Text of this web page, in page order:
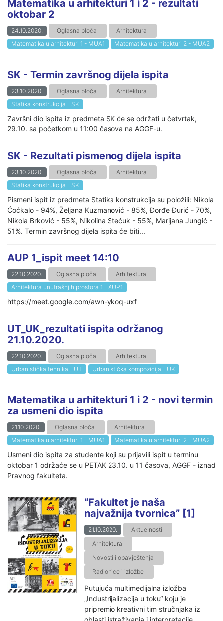
Matematika u arhitekturi 1 i 2 - rezultati
oktobar 2
24.10.2020. Oglasna ploča
Arhitektura
Matematika u arhitekturi 1 - MUA1
Matematika u arhitekturi 2 - MUA2
SK - Termin završnog dijela ispita
23.10.2020. Oglasna ploča
Arhitektura
Statika konstrukcija - SK
Završni dio ispita iz predmeta SK će se održati u četvrtak,
29.10. sa početkom u 11:00 časova na AGGF-u.
SK - Rezultati pismenog dijela ispita
23.10.2020. Oglasna ploča
Arhitektura
Statika konstrukcija - SK
Pismeni ispit iz predmeta Statika konstrukcija su položili: Nikola
Ćoćkalo - 94%, Željana Kuzmanović - 85%, Đorđe Đurić - 70%,
Nikola Brković - 55%, Nikolina Stećuk - 55%, Marijana Jungić -
51%. Termin završnog dijela ispita će biti...
AUP 1_ispit meet 14:10
22.10.2020. Oglasna ploča
Arhitektura
Arhitektura unutrašnjih prostora 1 - AUP1
https://meet.google.com/awn-ykoq-uxf
UT_UK_rezultati ispita održanog
21.10.2020.
22.10.2020. Oglasna ploča
Arhitektura
Urbanistička tehnika - UT
Urbanistička kompozicija - UK
Matematika u arhitekturi 1 i 2 - novi termin
za usmeni dio ispita
21.10.2020. Oglasna ploča
Arhitektura
Matematika u arhitekturi 1 - MUA1
Matematika u arhitekturi 2 - MUA2
Usmeni dio ispita za studente koji su prijavili ispit u terminu
oktobar 1 održaće se u PETAK 23.10. u 11 časova, AGGF - iznad
Pravnog fakulteta.
“Fakultet je naša
najvažnija tvornica” [1]
21.10.2020.
Aktuelnosti
Arhitektura
Novosti i obavještenja
Radionice i izložbe
Putujuća multimedijalna izložba
„Industrijalizacija u toku“ koju je
pripremio kreativni tim stručnjaka iz
oblasti istraživanja i interpretacije